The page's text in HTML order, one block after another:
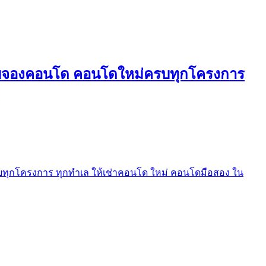
องคอนโด คอนโดใหม่ครบทุกโครงการ
โครงการ ทุกทำเล ให้เช่าคอนโด ใหม่ คอนโดมือสอง ใน